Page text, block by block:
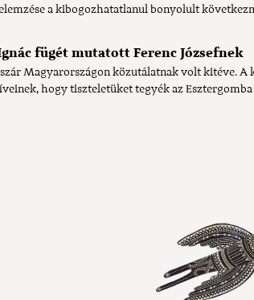
a kibogozhatatlanul bonyolult
fügét mutatott Ferenc Józsefnek
Magyarországon közutálatnak volt kitéve. A
hogy tiszteletüket tegyék az